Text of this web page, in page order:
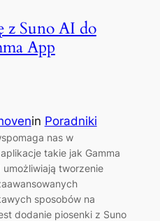
z Suno AI do
App
in Poradniki
nas w
takie jak Gamma
tworzenie
sposobów na
dodanie piosenki z Suno